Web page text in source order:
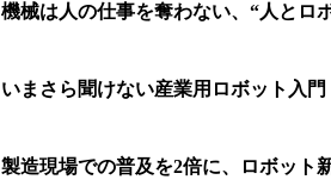
機械は人の仕事を奪わない、“人とロ
いまさら聞けない産業用ロボット入門
製造現場での普及を2倍に、ロボット